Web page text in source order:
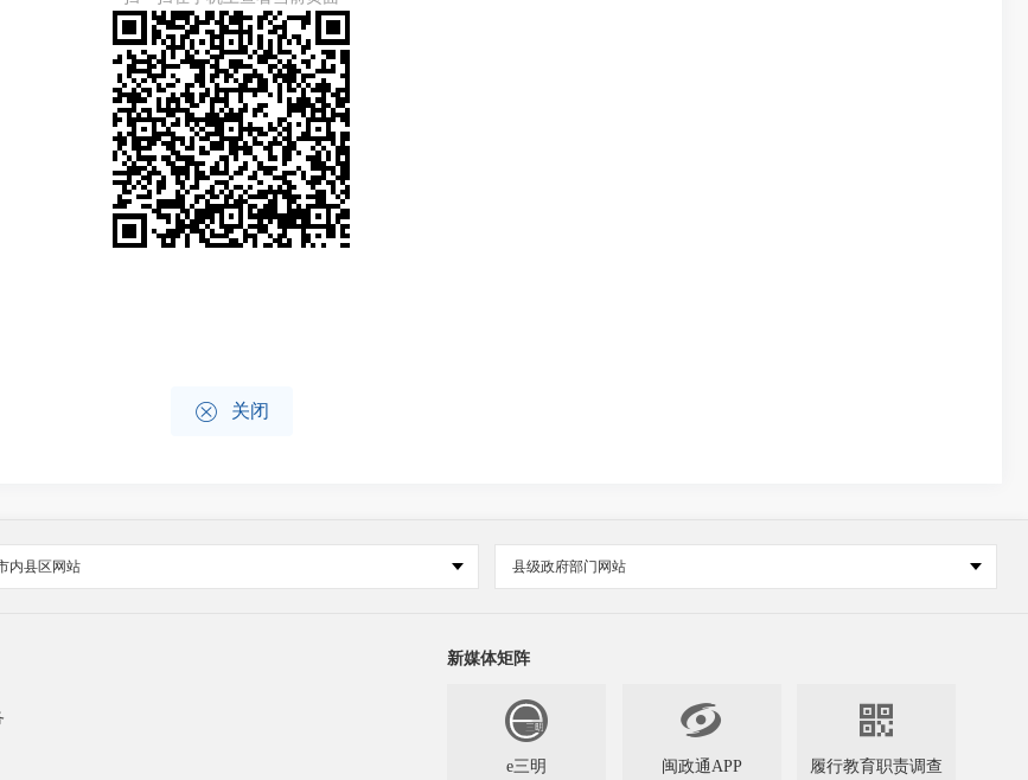
 关闭
内县区网站 县级政府部门网站
新媒体矩阵
e三明

闽政通APP

履行教育职责调查